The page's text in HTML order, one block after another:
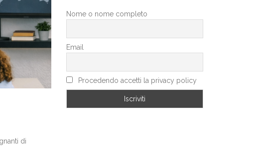
di
Nome o nome completo
Email
Procedendo accetti la privacy policy